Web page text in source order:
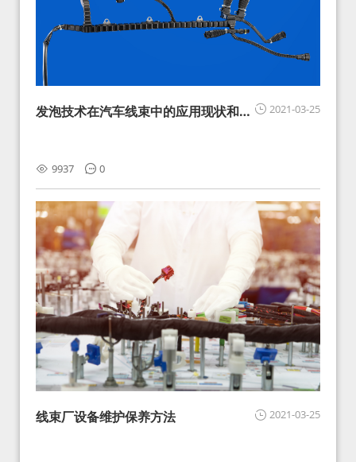
2021-03-25
发泡技术在汽车线束中的应用现状和展
9937 0
2021-03-25
线束厂设备维护保养方法